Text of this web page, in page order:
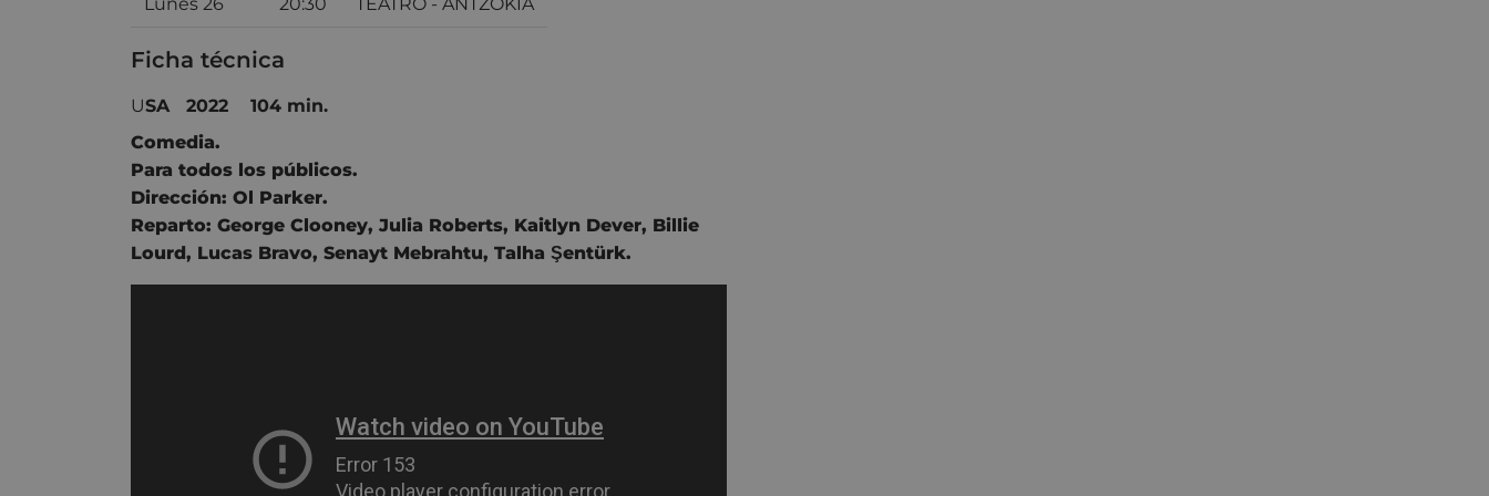
Ficha técnica
USA 2022 104 min.
Comedia.
Para todos los públicos.
Dirección: Ol Parker.
Reparto: George Clooney, Julia Roberts, Kaitlyn Dever, Billie
Lourd, Lucas Bravo, Senayt Mebrahtu, Talha Şentürk.